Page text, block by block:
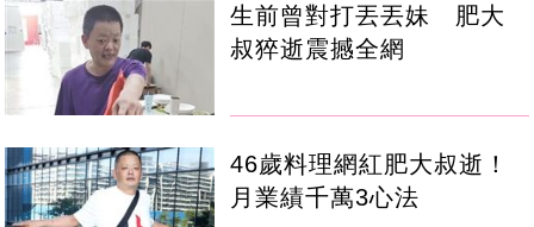
生前曾對打丟丟妹 肥大
叔猝逝震撼全網
46歲料理網紅肥大叔逝！
月業績千萬3心法